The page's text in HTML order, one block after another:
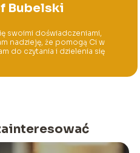
Bubelski
swoimi doświadczeniami,
nadzieję, że pomogą Ci w
do czytania i dzielenia się